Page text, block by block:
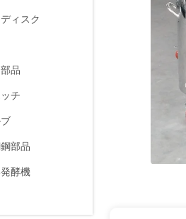
ィスク
品
チ
部品
酵機